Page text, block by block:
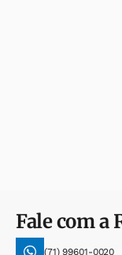
Fale com a
(71) 99601-0020